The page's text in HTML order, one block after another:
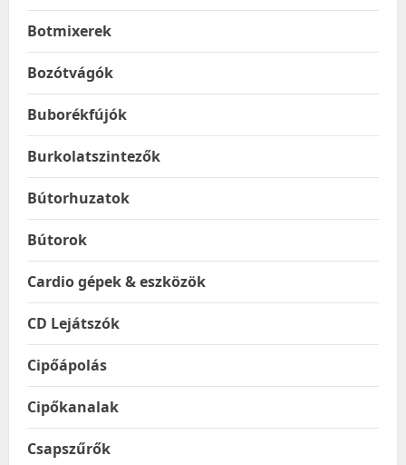
Botmixerek
Bozótvágók
Buborékfújók
Burkolatszintezők
Bútorhuzatok
Bútorok
Cardio gépek & eszközök
CD Lejátszók
Cipőápolás
Cipőkanalak
Csapszűrők